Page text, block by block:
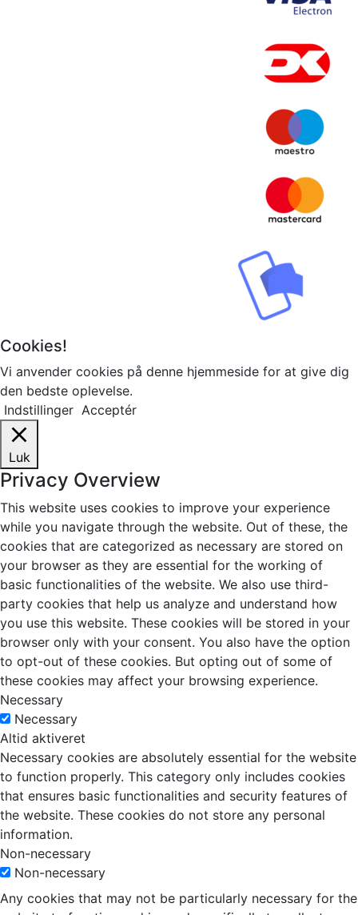
Cookies!
Vi anvender cookies på denne hjemmeside for at give dig
den bedste oplevelse.
Indstillinger Acceptér
Luk
Privacy Overview
This website uses cookies to improve your experience
while you navigate through the website. Out of these, the
cookies that are categorized as necessary are stored on
your browser as they are essential for the working of
basic functionalities of the website. We also use third-
party cookies that help us analyze and understand how
you use this website. These cookies will be stored in your
browser only with your consent. You also have the option
to opt-out of these cookies. But opting out of some of
these cookies may affect your browsing experience.
Necessary
Necessary
Altid aktiveret
Necessary cookies are absolutely essential for the website
to function properly. This category only includes cookies
that ensures basic functionalities and security features of
the website. These cookies do not store any personal
information.
Non-necessary
Non-necessary
Any cookies that may not be particularly necessary for the